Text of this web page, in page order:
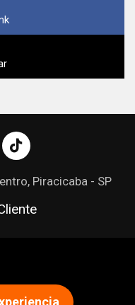
Piracicaba - SP